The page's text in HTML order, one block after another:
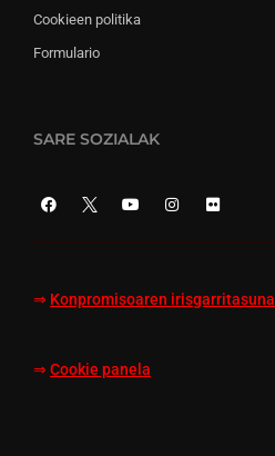
Cookieen politika
Formulario
SARE SOZIALAK
⇒ Konpromisoaren irisgarritasuna
⇒ Cookie panela